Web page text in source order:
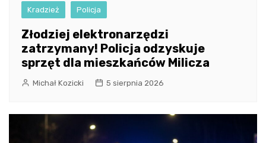
Kradzież Policja
Złodziej elektronarzędzi
zatrzymany! Policja odzyskuje
sprzęt dla mieszkańców Milicza
Michał Kozicki 5 sierpnia 2026